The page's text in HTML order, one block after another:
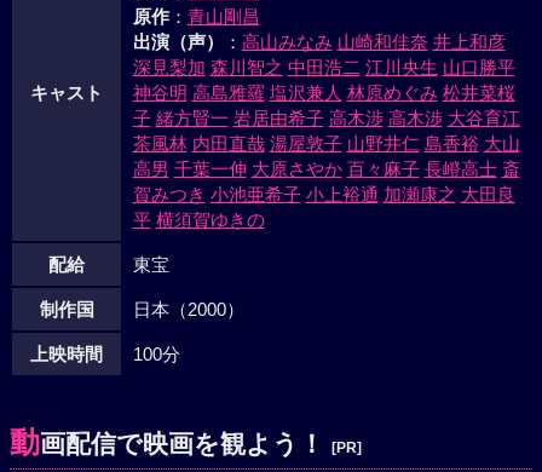
キャスト
原作： 青山剛昌
出演（声）
： 高山みなみ 山崎和佳奈 井上和彦
深見梨加 森川智之 中田浩二 江川央生 山口勝平
神谷明 高島雅羅 塩沢兼人 林原めぐみ 松井菜桜
子 緒方賢一 岩居由希子 高木渉 高木渉 大谷育江
茶風林 内田直哉 湯屋敦子 山野井仁 島香裕 大山
高男 千葉一伸 大原さやか 百々麻子 長嶝高士 斎
賀みつき 小池亜希子 小上裕通 加瀬康之 大田良
平 横須賀ゆきの
配給 東宝
制作国 日本（2000）
上映時間 100分
動画配信で映画を観よう！ [PR]